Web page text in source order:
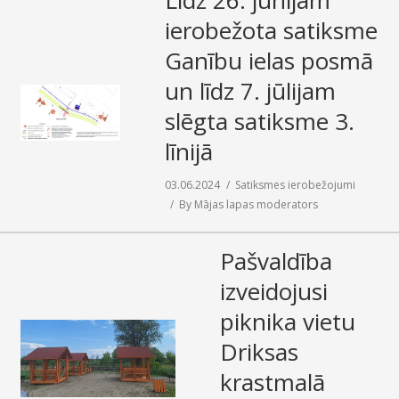
ierobežota satiksme
Ganību ielas posmā
un līdz 7. jūlijam
slēgta satiksme 3.
līnijā
03.06.2024
Satiksmes ierobežojumi
By Mājas lapas moderators
Pašvaldība
izveidojusi
piknika vietu
Driksas
krastmalā